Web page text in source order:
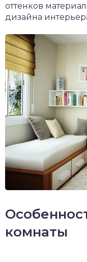
оттенков
дизайна
комнаты